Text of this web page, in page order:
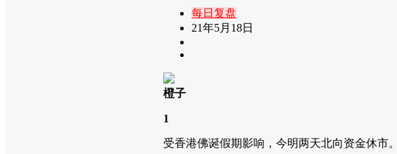
每日复盘
21年5月18日
橙子
1
受香港佛诞假期影响，今明两天北向资金休市。